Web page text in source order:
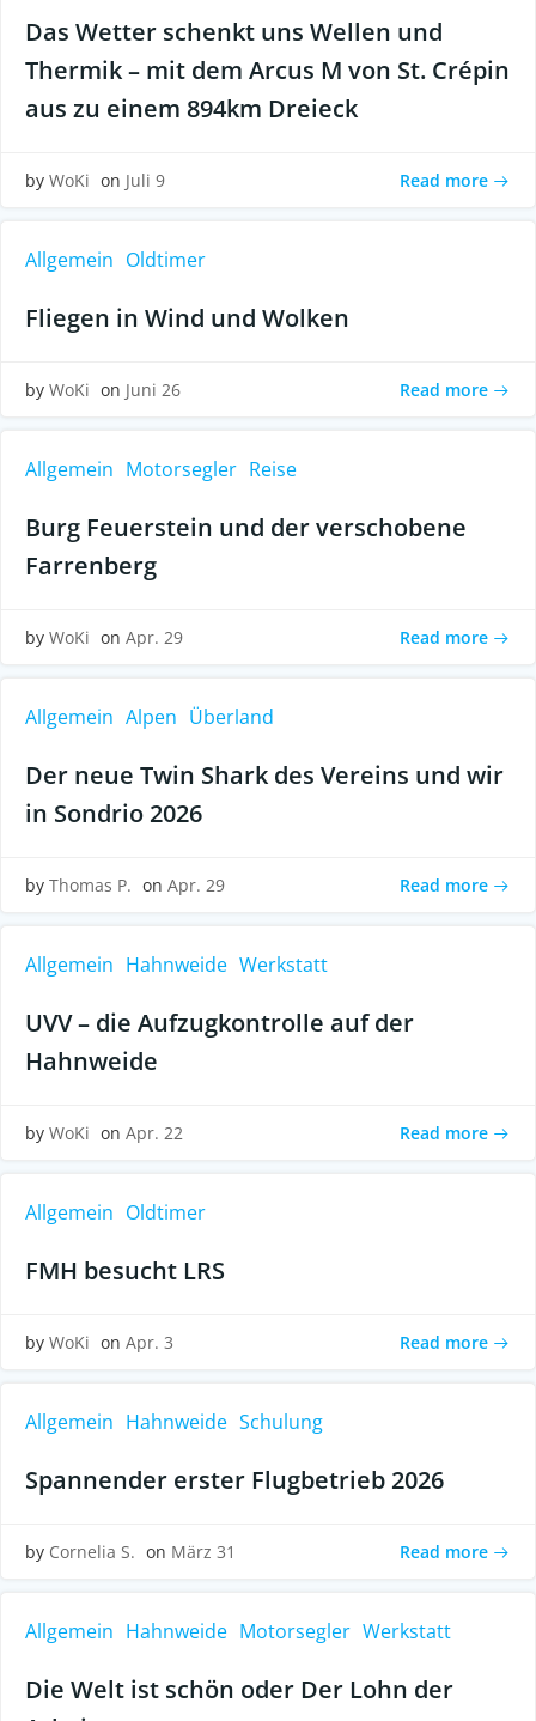
Das Wetter schenkt uns Wellen und
Thermik – mit dem Arcus M von St. Crépin
aus zu einem 894km Dreieck
by WoKi on Juli 9 Read more
Allgemein Oldtimer
Fliegen in Wind und Wolken
by WoKi on Juni 26 Read more
Allgemein Motorsegler Reise
Burg Feuerstein und der verschobene
Farrenberg
by WoKi on Apr. 29 Read more
Allgemein Alpen Überland
Der neue Twin Shark des Vereins und wir
in Sondrio 2026
by Thomas P. on Apr. 29 Read more
Allgemein Hahnweide Werkstatt
UVV – die Aufzugkontrolle auf der
Hahnweide
by WoKi on Apr. 22 Read more
Allgemein Oldtimer
FMH besucht LRS
by WoKi on Apr. 3 Read more
Allgemein Hahnweide Schulung
Spannender erster Flugbetrieb 2026
by Cornelia S. on März 31 Read more
Allgemein Hahnweide Motorsegler Werkstatt
Die Welt ist schön oder Der Lohn der